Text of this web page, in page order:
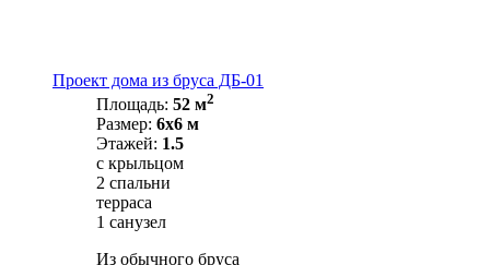
Проект дома из бруса ДБ-01
Площадь: 52 м2
Размер: 6х6 м
Этажей: 1.5
с крыльцом
2 спальни
терраса
1 санузел
Из обычного бруса